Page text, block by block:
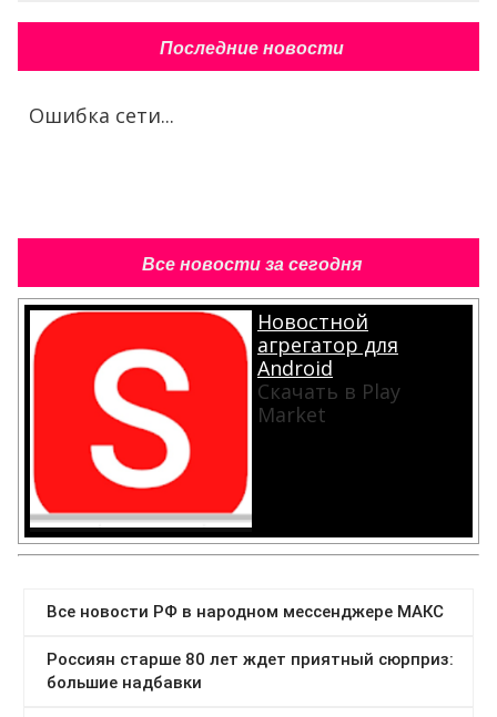
Последние новости
Ошибка сети...
Все новости за сегодня
Новостной
агрегатор для
Android
Скачать в Play
Market